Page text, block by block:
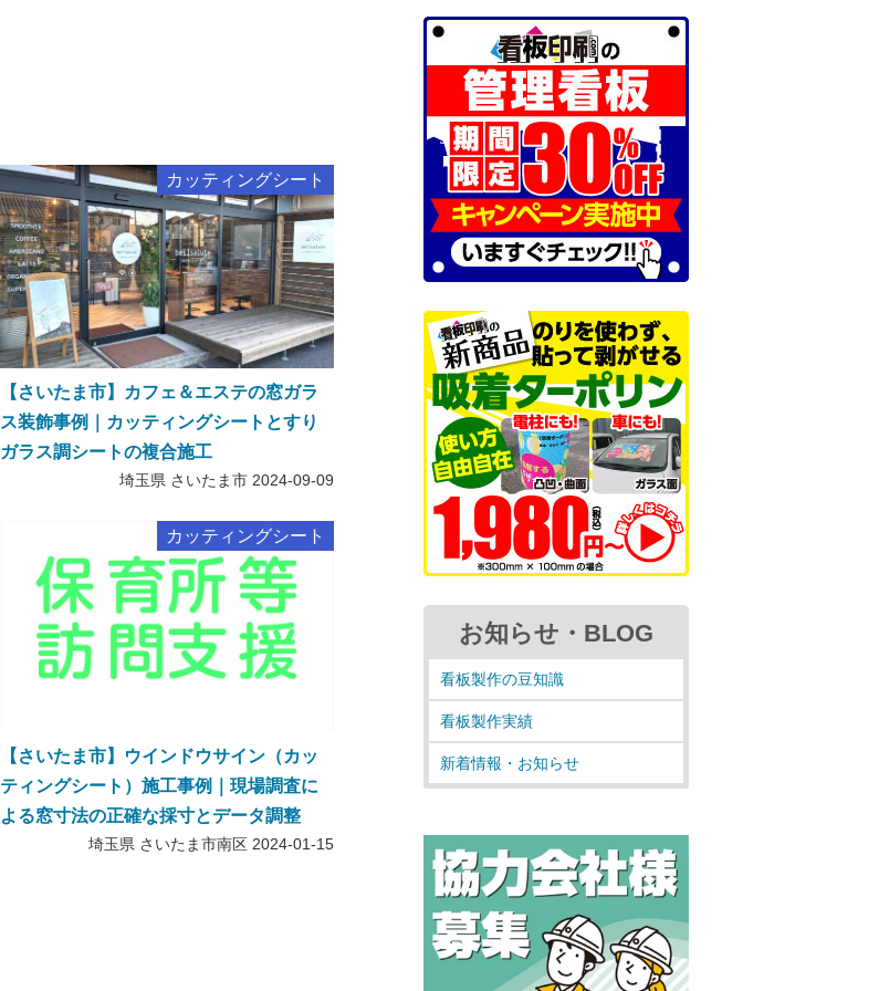
カッティングシート
【さいたま市】カフェ＆エステの窓ガラ
ス装飾事例｜カッティングシートとすり
ガラス調シートの複合施工
埼玉県 さいたま市 2024-09-09
カッティングシート
【さいたま市】ウインドウサイン（カッ
ティングシート）施工事例｜現場調査に
よる窓寸法の正確な採寸とデータ調整
埼玉県 さいたま市南区 2024-01-15
お知らせ・BLOG
看板製作の豆知識
看板製作実績
新着情報・お知らせ